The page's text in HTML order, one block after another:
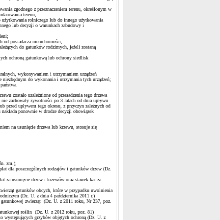
zgodnego z przeznaczeniem terenu, określonym w
terenu;
rolniczego lub do innego użytkowania
lub decyzji o warunkach zabudowy i
od posiadacza nieruchomości;
do gatunków rodzimych, jeżeli zostaną
ochroną gatunkową lub ochrony siedlisk
wykonywaniem i utrzymaniem urządzeń
niezbędnym do wykonania i utrzymania tych urządzeń;
zostało uzależnione od przesadzenia tego drzewa
zachowały żywotności po 3 latach od dnia upływu
przed upływem tego okresu, z przyczyn zależnych od
ponownie w drodze decyzji obowiązek
na usunięcie drzewa lub krzewu, stosuje się
zm.);
dla poszczególnych rodzajów i gatunków drzew (Dz.
za usunięcie drzew i krzewów oraz stawek kar za
gatunków obcych, które w przypadku uwolnienia
(Dz. U. z dnia 4 października 2011 r.)
zwierząt (Dz. U. z 2011 roku, Nr 237, poz.
roślin (Dz. U. z 2012 roku, poz. 81)
występujących grzybów objętych ochroną (Dz. U. z